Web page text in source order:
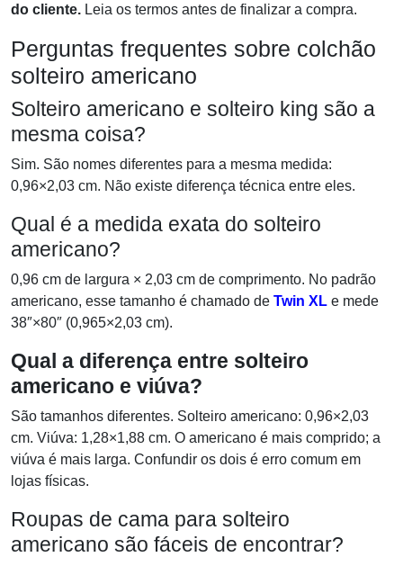
do cliente. Leia os termos antes de finalizar a compra.
Perguntas frequentes sobre colchão
solteiro americano
Solteiro americano e solteiro king são a
mesma coisa?
Sim. São nomes diferentes para a mesma medida:
0,96×2,03 cm. Não existe diferença técnica entre eles.
Qual é a medida exata do solteiro
americano?
0,96 cm de largura × 2,03 cm de comprimento. No padrão
americano, esse tamanho é chamado de Twin XL e mede
38″×80″ (0,965×2,03 cm).
Qual a diferença entre solteiro
americano e viúva?
São tamanhos diferentes. Solteiro americano: 0,96×2,03
cm. Viúva: 1,28×1,88 cm. O americano é mais comprido; a
viúva é mais larga. Confundir os dois é erro comum em
lojas físicas.
Roupas de cama para solteiro
americano são fáceis de encontrar?